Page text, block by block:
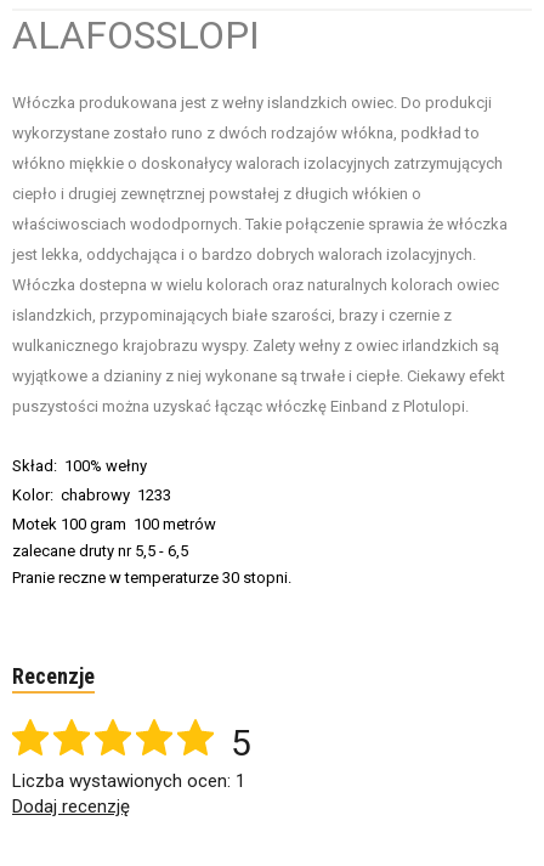
ALAFOSSLOPI
Włóczka produkowana jest z wełny islandzkich owiec. Do produkcji
wykorzystane zostało runo z dwóch rodzajów włókna, podkład to
włókno miękkie o doskonałycy walorach izolacyjnych zatrzymujących
ciepło i drugiej zewnętrznej powstałej z długich włókien o
właściwosciach wododpornych. Takie połączenie sprawia że włóczka
jest lekka, oddychająca i o bardzo dobrych walorach izolacyjnych.
Włóczka dostepna w wielu kolorach oraz naturalnych kolorach owiec
islandzkich, przypominających białe szarości, brazy i czernie z
wulkanicznego krajobrazu wyspy. Zalety wełny z owiec irlandzkich są
wyjątkowe a dzianiny z niej wykonane są trwałe i ciepłe. Ciekawy efekt
puszystości można uzyskać łącząc włóczkę Einband z Plotulopi.
Skład: 100% wełny
Kolor: chabrowy 1233
Motek 100 gram 100 metrów
zalecane druty nr 5,5 - 6,5
Pranie reczne w temperaturze 30 stopni.
Recenzje
5
Liczba wystawionych ocen: 1
Dodaj recenzję